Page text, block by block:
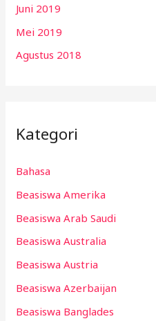
Juni 2019
Mei 2019
Agustus 2018
Kategori
Bahasa
Beasiswa Amerika
Beasiswa Arab Saudi
Beasiswa Australia
Beasiswa Austria
Beasiswa Azerbaijan
Beasiswa Banglades